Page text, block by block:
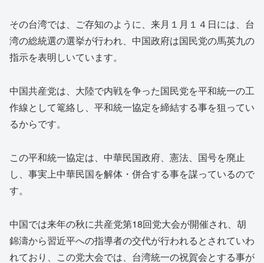
その台湾では、ご存知のように、来月１月１４日には、台
湾の総統選の選挙が行われ、中国政府は国民党の馬英九の
指示を表明しいています。
中国共産党は、大陸で内戦を争った国民党を平和統一の工
作線として篭絡し、平和統一協定を締結する事を狙ってい
るからです。
この平和統一協定は、中華民国政府、憲法、国号を廃止
し、事実上中華民国を解体・併合する事を謀っているので
す。
中国では来年の秋に共産党第18回党大会が開催され、胡
錦濤から習近平への指導者の交代が行われるとされていわ
れており、この党大会では、台湾統一の祝賀会とする事が